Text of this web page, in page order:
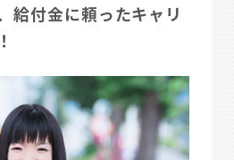
給付金に頼ったキャリ